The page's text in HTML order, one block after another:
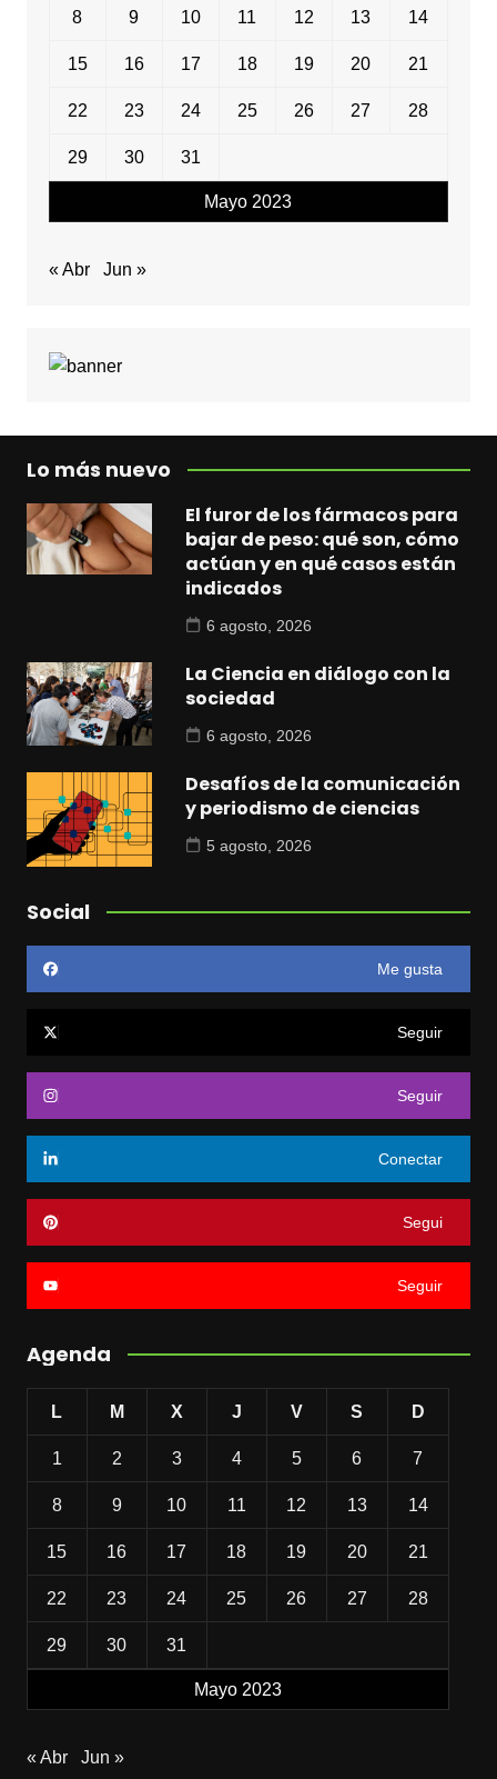
Mayo 2023
8 9 10 11 12 13 14
15 16 17 18 19 20 21
22 23 24 25 26 27 28
29 30 31
« Abr Jun »
Lo más nuevo
El furor de los fármacos para
bajar de peso: qué son, cómo
actúan y en qué casos están
indicados
6 agosto, 2026
La Ciencia en diálogo con la
sociedad
6 agosto, 2026
Desafíos de la comunicación
y periodismo de ciencias
5 agosto, 2026
Social
Me gusta
Seguir
Seguir
Conectar
Segui
Seguir
Agenda
Mayo 2023
L M X J V S D
1 2 3 4 5 6 7
8 9 10 11 12 13 14
15 16 17 18 19 20 21
22 23 24 25 26 27 28
29 30 31
« Abr Jun »